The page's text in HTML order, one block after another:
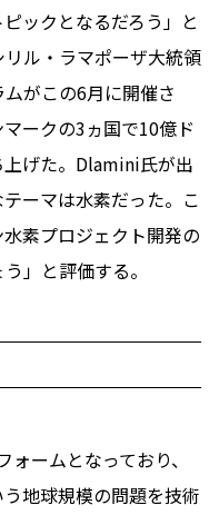
ックとなるだろう」と
ル・ラマポーザ大統領
がこの6月に開催さ
ークの3ヵ国で10億ド
げた。Dlamini氏が出
ーマは水素だった。こ
素プロジェクト開発の
」と評価する。
ームとなっており、
地球規模の問題を技術